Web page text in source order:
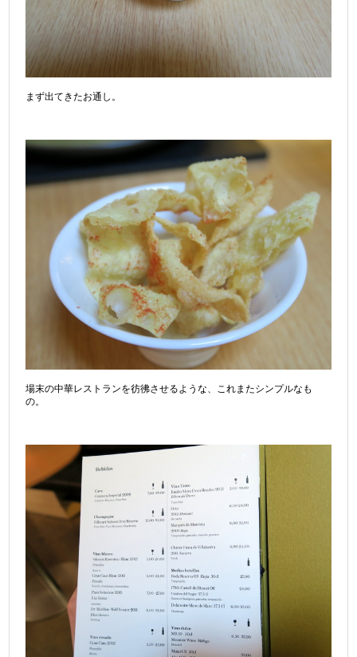
まず出てきたお通し。
場末の中華レストランを彷彿させるような、これまたシンプルなも
の。